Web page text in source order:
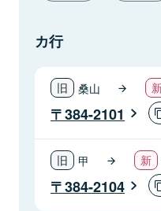
カ行
桑山
384-2101
甲
384-2104